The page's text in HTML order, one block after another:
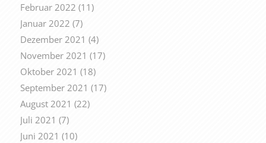
Februar 2022 (11)
Januar 2022 (7)
Dezember 2021 (4)
November 2021 (17)
Oktober 2021 (18)
September 2021 (17)
August 2021 (22)
Juli 2021 (7)
Juni 2021 (10)